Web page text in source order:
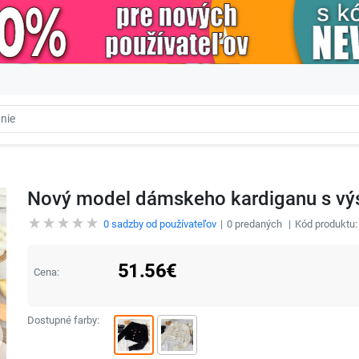
Nový model dámskeho kardiganu s
0sadzby od používateľov 0predaných Kód produktu:
Cena: 51.56€
Dostupné farby: